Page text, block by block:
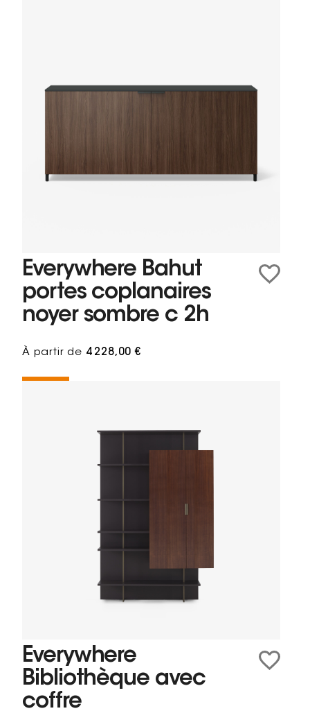
Everywhere Bahut
portes coplanaires
noyer sombre c 2h
À partir de 4 228,00 €
Everywhere
Bibliothèque avec
coffre